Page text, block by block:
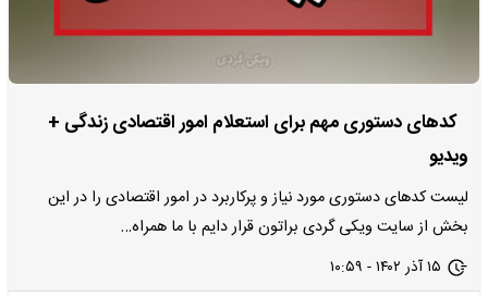
کدهای دستوری مهم برای استعلام امور اقتصادی زندگی +
ویدیو
لیست کدهای دستوری مورد نیاز و پرکاربرد در امور اقتصادی را در این
بخش از سایت ویکی گردی براتون قرار دایم با ما همراه…
۱۵ آذر ۱۴۰۲ - ۱۰:۵۹